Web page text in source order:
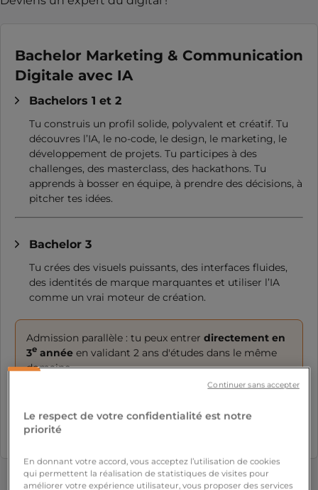
Bachelor Marketing & Communication
Digitale avec IA
Bachelors 1 et 2
Tu construis un profil solide, polyvalent et créatif. Tu
découvres l’IA, le no-code, le design, le marketing, le
développement de projets. Tu participes à des
challenges, des masterclass, des hackathons. Tu
apprends à bosser en équipe, à prendre des décisions, à
pitcher tes idées.
Bachelor 3
Tu crées des visuels puissants, des interfaces fluides,
des identités de marque marquantes et utiliser l’IA
comme un vrai moteur de création.
Admission parallèle : tu peux entrer directement en
3e année en validant 2 ans d'études dans le même
domaine
Découvrir
Le respect de votre confidentialité est notre
priorité
En donnant votre accord, vous acceptez l’utilisation de cookies
qui permettent la réalisation de statistiques de visites pour
améliorer votre expérience utilisateur, vous proposer des services
Continuer sans accepter